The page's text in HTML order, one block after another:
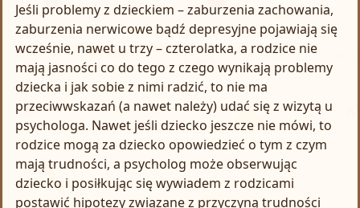
Jeśli problemy z dzieckiem – zaburzenia zachowania,
zaburzenia nerwicowe bądź depresyjne pojawiają się
wcześnie, nawet u trzy – czterolatka, a rodzice nie
mają jasności co do tego z czego wynikają problemy
dziecka i jak sobie z nimi radzić, to nie ma
przeciwwskazań (a nawet należy) udać się z wizytą u
psychologa. Nawet jeśli dziecko jeszcze nie mówi, to
rodzice mogą za dziecko opowiedzieć o tym z czym
mają trudności, a psycholog może obserwując
dziecko i posiłkując się wywiadem z rodzicami
postawić hipotezy związane z przyczyną trudności